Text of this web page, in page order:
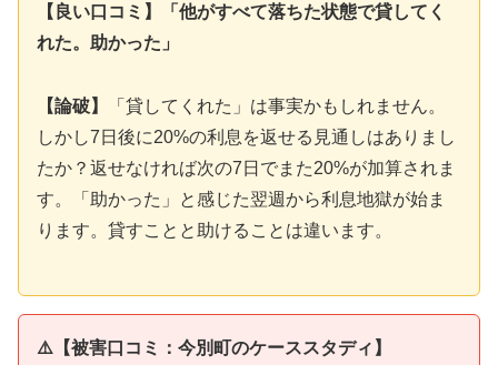
【良い口コミ】「他がすべて落ちた状態で貸してく
れた。助かった」
【論破】
「貸してくれた」は事実かもしれません。
しかし7日後に20%の利息を返せる見通しはありまし
たか？返せなければ次の7日でまた20%が加算されま
す。「助かった」と感じた翌週から利息地獄が始ま
ります。貸すことと助けることは違います。
⚠️【被害口コミ：今別町のケーススタディ】